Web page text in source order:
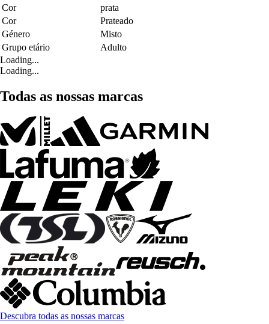
Cor
prata
Cor
Prateado
Género
Misto
Grupo etário
Adulto
Loading...
Loading...
Todas as nossas marcas
Descubra todas as nossas marcas